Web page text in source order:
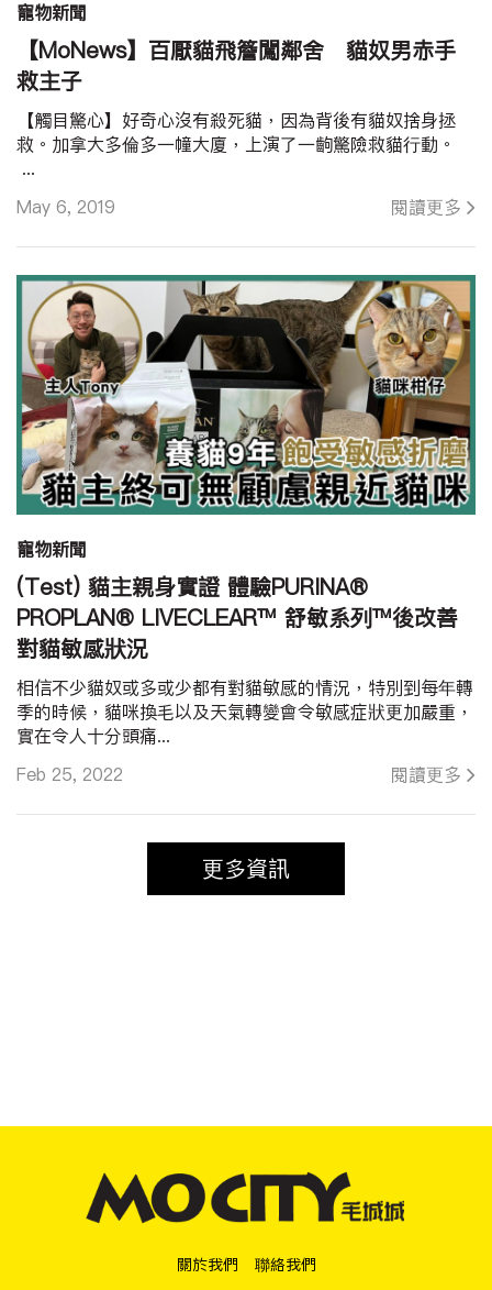
寵物新聞
【MoNews】百厭貓飛簷闖鄰舍 貓奴男赤手
救主子
May 6, 2019 閱讀更多
【觸目驚心】好奇心沒有殺死貓，因為背後有貓奴捨身拯
救。加拿大多倫多一幢大廈，上演了一齣驚險救貓行動。
寵物新聞
(Test) 貓主親身實證 體驗PURINA®
PROPLAN® LIVECLEAR™ 舒敏系列™後改善
對貓敏感狀況
Feb 25, 2022 閱讀更多
相信不少貓奴或多或少都有對貓敏感的情況，特別到每年轉
季的時候，貓咪換毛以及天氣轉變會令敏感症狀更加嚴重，
實在令人十分頭痛...
更多資訊
關於我們 聯絡我們